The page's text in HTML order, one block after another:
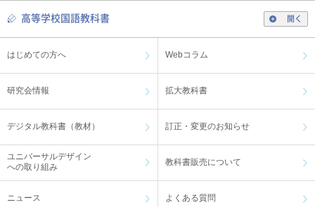
高等学校国語教科書 開く
はじめての方へ Webコラム
研究会情報 拡大教科書
デジタル教科書（教材） 訂正・変更のお知らせ
ユニバーサルデザイン
への取り組み
教科書販売について
ニュース よくある質問